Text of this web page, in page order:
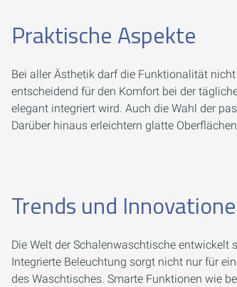
Praktische Aspekte
Bei aller Ästhetik darf die Funktionalität
entscheidend für den Komfort bei der
elegant integriert wird. Auch die Wahl der
Darüber hinaus erleichtern glatte
Trends und
Die Welt der Schalenwaschtische
Integrierte Beleuchtung sorgt nicht nur für
des Waschtisches. Smarte Funktionen wie